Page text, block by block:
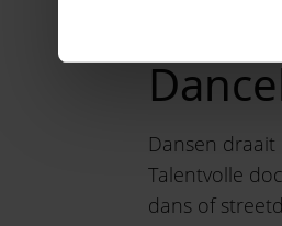
Dansen
Talentvolle
dans of